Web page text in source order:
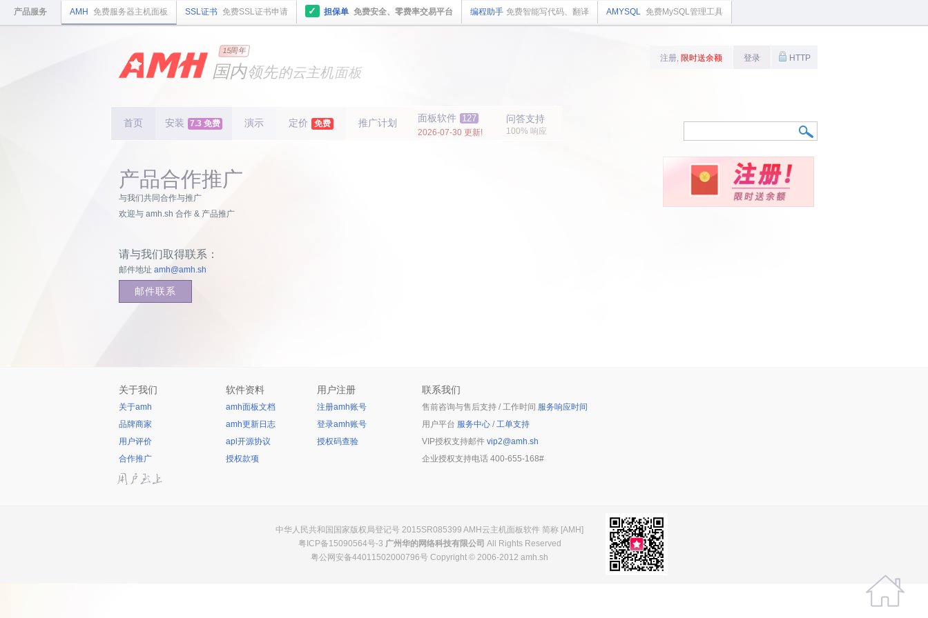
产品服务 AMH 免费服务器主机面板 SSL证书 免费SSL证书申请 ✓ 担保单 免费安全、零费率交易平台 编程助手 免费智能写代码、翻译 AMYSQL 免费MySQL管理工具
15周年
国内领先的云主机面板
持续更新 15周年
首页 安装 7.3 免费 演示 定价 免费 推广计划 面板软件 127
2026-07-30 更新!
问答支持
100% 响应
注册, 限时送余额 登录 HTTP
产品合作推广
与我们共同合作与推广
欢迎与 amh.sh 合作 & 产品推广
请与我们取得联系：
邮件地址 amh@amh.sh
关于我们
关于amh
品牌商家
用户评价
合作推广
软件资料
amh面板文档
amh更新日志
apl开源协议
授权款项
用户注册
注册amh账号
登录amh账号
授权码查验
联系我们
售前咨询与售后支持 / 工作时间 服务响应时间
用户平台 服务中心 / 工单支持
VIP授权支持邮件 vip2@amh.sh
企业授权支持电话 400-655-168#
中华人民共和国国家版权局登记号 2015SR085399 AMH云主机面板软件 简称 [AMH]
粤ICP备15090564号-3 广州华的网络科技有限公司 All Rights Reserved
粤公网安备44011502000796号 Copyright © 2006-2012 amh.sh